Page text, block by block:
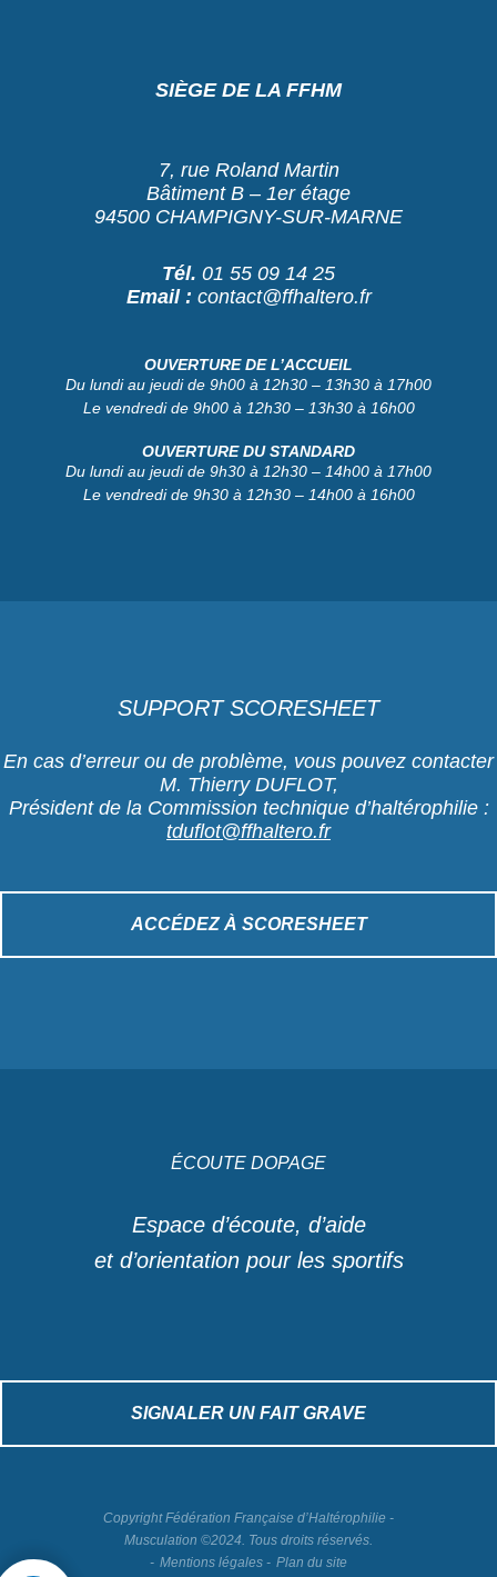
SIÈGE DE LA FFHM
7, rue Roland Martin
Bâtiment B – 1er étage
94500 CHAMPIGNY-SUR-MARNE
Tél. 01 55 09 14 25
Email : contact@ffhaltero.fr
OUVERTURE DE L’ACCUEIL
Du lundi au jeudi de 9h00 à 12h30 – 13h30 à 17h00
Le vendredi de 9h00 à 12h30 – 13h30 à 16h00
OUVERTURE DU STANDARD
Du lundi au jeudi de 9h30 à 12h30 – 14h00 à 17h00
Le vendredi de 9h30 à 12h30 – 14h00 à 16h00
SUPPORT SCORESHEET
En cas d’erreur ou de problème, vous pouvez contacter
M. Thierry DUFLOT,
Président de la Commission technique d’haltérophilie :
tduflot@ffhaltero.fr
ACCÉDEZ À SCORESHEET
ÉCOUTE DOPAGE
Espace d’écoute, d’aide
et d’orientation pour les sportifs
SIGNALER UN FAIT GRAVE
Copyright Fédération Française d’Haltérophilie -
Musculation ©2024. Tous droits réservés.
Mentions légales
Plan du site